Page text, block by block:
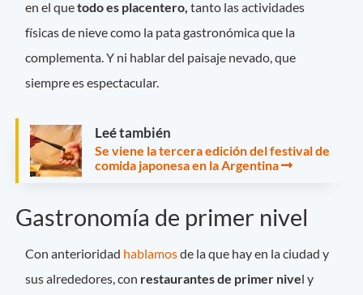
en el quetodo es placentero, tanto las actividades
físicas de nieve como la pata gastronómica que la
complementa. Y ni hablar del paisaje nevado, que
siempre es espectacular.
Leé también
Se viene la tercera edición del festival de
comida japonesa en la Argentina
Gastronomía de primer nivel
Con anterioridad hablamosde la que hay en la ciudad y
sus alrededores, con restaurantes de primer nivel y